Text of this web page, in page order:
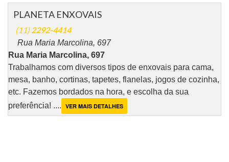
PLANETA ENXOVAIS
(11)2292-4414
Rua Maria Marcolina, 697
Rua Maria Marcolina, 697
Trabalhamos com diversos tipos de enxovais para cama,
mesa, banho, cortinas, tapetes, flanelas, jogos de cozinha,
etc. Fazemos bordados na hora, e escolha da sua
preferência! .... VER MAIS DETALHES